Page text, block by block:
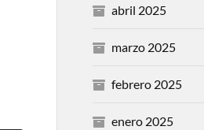
abril 2025
marzo 2025
febrero 2025
enero 2025